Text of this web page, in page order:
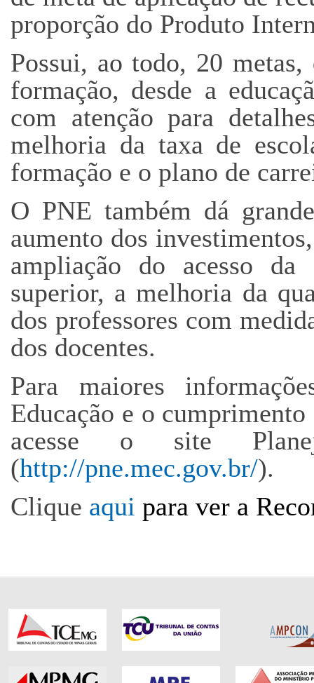
proporção do Produto
Possui, ao todo, 20
formação, desde a
com atenção para
melhoria da taxa de
formação e o plano de
O PNE também dá
aumento dos
ampliação do acesso
superior, a melhoria da
dos professores com
dos docentes.
Para maiores
Educação e o
acesse o site
(http://pne.mec.gov.br/).
Clique aqui para ver a